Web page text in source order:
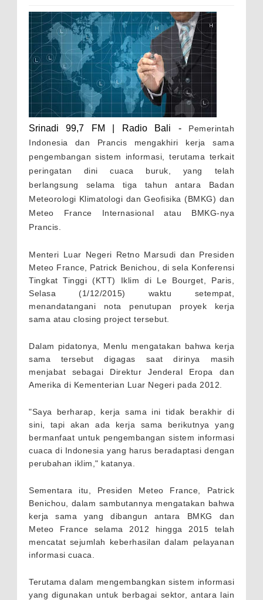
Srinadi 99,7 FM | Radio Bali - Pemerintah
Indonesia dan Prancis mengakhiri kerja sama
pengembangan sistem informasi, terutama terkait
peringatan dini cuaca buruk, yang telah
berlangsung selama tiga tahun antara Badan
Meteorologi Klimatologi dan Geofisika (BMKG) dan
Meteo France Internasional atau BMKG-nya
Prancis.
Menteri Luar Negeri Retno Marsudi dan Presiden
Meteo France, Patrick Benichou, di sela Konferensi
Tingkat Tinggi (KTT) Iklim di Le Bourget, Paris,
Selasa (1/12/2015) waktu setempat,
menandatangani nota penutupan proyek kerja
sama atau closing project tersebut.
Dalam pidatonya, Menlu mengatakan bahwa kerja
sama tersebut digagas saat dirinya masih
menjabat sebagai Direktur Jenderal Eropa dan
Amerika di Kementerian Luar Negeri pada 2012.
"Saya berharap, kerja sama ini tidak berakhir di
sini, tapi akan ada kerja sama berikutnya yang
bermanfaat untuk pengembangan sistem informasi
cuaca di Indonesia yang harus beradaptasi dengan
perubahan iklim," katanya.
Sementara itu, Presiden Meteo France, Patrick
Benichou, dalam sambutannya mengatakan bahwa
kerja sama yang dibangun antara BMKG dan
Meteo France selama 2012 hingga 2015 telah
mencatat sejumlah keberhasilan dalam pelayanan
informasi cuaca.
Terutama dalam mengembangkan sistem informasi
yang digunakan untuk berbagai sektor, antara lain